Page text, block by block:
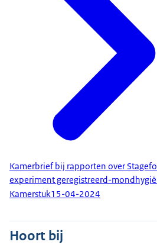
Kamerbrief bij rapporten over
experiment geregistreerd-
Kamerstuk15-04-2024
Hoort bij